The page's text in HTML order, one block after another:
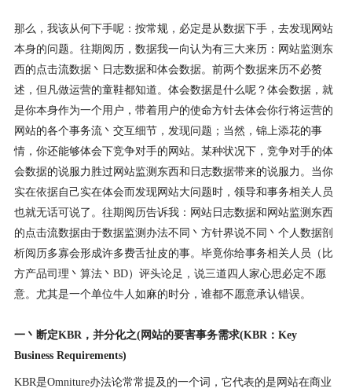
那么，我该从何下手呢：按常规，必定是从数据下手，去发现网站
本身的问题。往期阅历，数据我一向认为有三大来历：网站监测东
西的点击流数据丶日志数据和体会数据。前两个数据来历不必赘
述，但凡做运营的童鞋都知道。体会数据是什么呢？体会数据，就
是你本身作为一个用户，带着用户的使命方针去体会你行将运营的
网站的各个事务流丶交互细节，发现问题；当然，锦上添花的事
情，你还能够体会下竞争对手的网站。某种状况下，竞争对手的体
会数据的说服力胜过网站监测东西和日志数据带来的说服力。当你
实在依据自己实在体会而发现网站大问题时，领导和事务相关人员
也就无话可说了。往期阅历告诉我：网站日志数据和网站监测东西
的点击流数据由于数据监测办法不同丶方针界说不同丶个人数据剖
析阅历多寡会形成许多费舌扯皮的事。毕竟你给事务相关人员（比
方产品司理丶算法丶BD）评头论足，说三道四人家心思必定不愿
意。尤其是一个单位牛人如麻的时分，谁都不愿意承认错误。
一丶断定KBR，并分化之(网站的要害事务需求(KBR：Key
Business Requirements)
KBR是Omniture办法论常常提及的一个词，它代表的是网站在商业